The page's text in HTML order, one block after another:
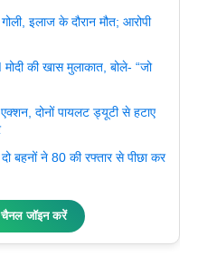
इलाज के दौरान मौत; आरोपी
की खास मुलाकात, बोले- “जो
दोनों पायलट ड्यूटी से हटाए
बहनों ने 80 की रफ्तार से पीछा कर
जॉइन करें